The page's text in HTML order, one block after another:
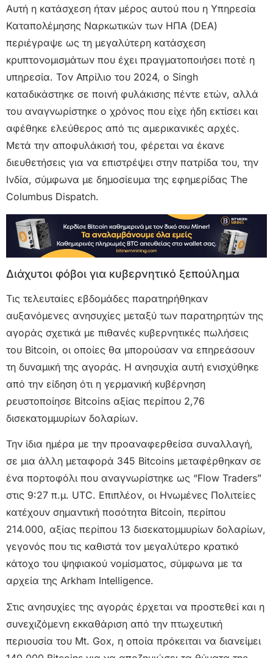
Αυτή η κατάσχεση ήταν μέρος αυτού που η Υπηρεσία
Καταπολέμησης Ναρκωτικών των ΗΠΑ (DEA)
περιέγραψε ως τη μεγαλύτερη κατάσχεση
κρυπτονομισμάτων που έχει πραγματοποιήσει ποτέ η
υπηρεσία. Τον Απρίλιο του 2024, ο Singh
καταδικάστηκε σε ποινή φυλάκισης πέντε ετών, αλλά
του αναγνωρίστηκε ο χρόνος που είχε ήδη εκτίσει και
αφέθηκε ελεύθερος από τις αμερικανικές αρχές.
Μετά την αποφυλάκισή του, φέρεται να έκανε
διευθετήσεις για να επιστρέψει στην πατρίδα του, την
Ινδία, σύμφωνα με δημοσίευμα της εφημερίδας The
Columbus Dispatch.
Διάχυτοι φόβοι για κυβερνητικό ξεπούλημα
Τις τελευταίες εβδομάδες παρατηρήθηκαν
αυξανόμενες ανησυχίες μεταξύ των παρατηρητών της
αγοράς σχετικά με πιθανές κυβερνητικές πωλήσεις
του Bitcoin, οι οποίες θα μπορούσαν να επηρεάσουν
τη δυναμική της αγοράς. Η ανησυχία αυτή ενισχύθηκε
από την είδηση ότι η γερμανική κυβέρνηση
ρευστοποίησε Bitcoins αξίας περίπου 2,76
δισεκατομμυρίων δολαρίων.
Την ίδια ημέρα με την προαναφερθείσα συναλλαγή,
σε μια άλλη μεταφορά 345 Bitcoins μεταφέρθηκαν σε
ένα πορτοφόλι που αναγνωρίστηκε ως “Flow Traders”
στις 9:27 π.μ. UTC. Επιπλέον, οι Ηνωμένες Πολιτείες
κατέχουν σημαντική ποσότητα Bitcoin, περίπου
214.000, αξίας περίπου 13 δισεκατομμυρίων δολαρίων,
γεγονός που τις καθιστά τον μεγαλύτερο κρατικό
κάτοχο του ψηφιακού νομίσματος, σύμφωνα με τα
αρχεία της Arkham Intelligence.
Στις ανησυχίες της αγοράς έρχεται να προστεθεί και η
συνεχιζόμενη εκκαθάριση από την πτωχευτική
περιουσία του Mt. Gox, η οποία πρόκειται να διανείμει